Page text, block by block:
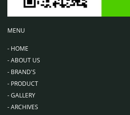
MENU
- HOME
-ABOUT US
- BRAND'S
- PRODUCT
-GALLERY
-ARCHIVES